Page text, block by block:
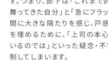
舞ってきた自分」と「急にフ
間に大きな隔たりを感じ、戸
を埋めるために、「上司の本
いるのでは」といった疑念・
制してしまいます。